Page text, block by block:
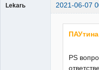
Lekarь 2021-06-07
ПАУтина
PS